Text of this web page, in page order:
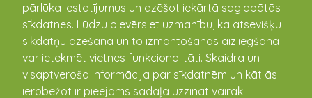
pārlūka iestatījumus un dzēšot iekārtā saglabātās
sīkdatnes. Lūdzu pievērsiet uzmanību, ka atsevišķu
sīkdatņu dzēšana un to izmantošanas aizliegšana
var ietekmēt vietnes funkcionalitāti. Skaidra un
visaptveroša informācija par sīkdatnēm un kāt ās
ierobežot ir pieejams sadaļā uzzināt vairāk.